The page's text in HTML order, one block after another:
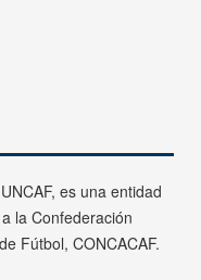
es una entidad
la Confederación
Fútbol, CONCACAF.